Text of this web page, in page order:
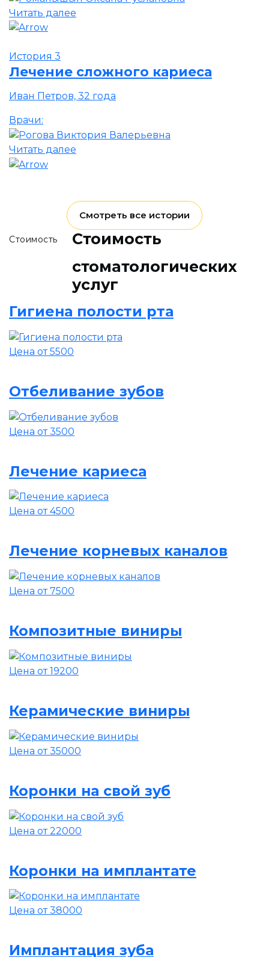
Читать далее
История 3
Лечение сложного кариеса
Иван Петров, 32 года
Врачи:
Читать далее
Смотреть все истории
Стоимость
Стоимость
стоматологических
услуг
Гигиена полости рта
Цена от 5500
Отбеливание зубов
Цена от 3500
Лечение кариеса
Цена от 4500
Лечение корневых каналов
Цена от 7500
Композитные виниры
Цена от 19200
Керамические виниры
Цена от 35000
Коронки на свой зуб
Цена от 22000
Коронки на имплантате
Цена от 38000
Имплантация зуба